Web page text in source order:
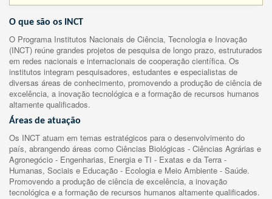
O que são os INCT
O Programa Institutos Nacionais de Ciência, Tecnologia e Inovação
(INCT) reúne grandes projetos de pesquisa de longo prazo, estruturados
em redes nacionais e internacionais de cooperação científica. Os
institutos integram pesquisadores, estudantes e especialistas de
diversas áreas de conhecimento, promovendo a produção de ciência de
excelência, a inovação tecnológica e a formação de recursos humanos
altamente qualificados.
Áreas de atuação
Os INCT atuam em temas estratégicos para o desenvolvimento do
país, abrangendo áreas como Ciências Biológicas - Ciências Agrárias e
Agronegócio - Engenharias, Energia e TI - Exatas e da Terra -
Humanas, Sociais e Educação - Ecologia e Meio Ambiente - Saúde.
Promovendo a produção de ciência de excelência, a inovação
tecnológica e a formação de recursos humanos altamente qualificados.